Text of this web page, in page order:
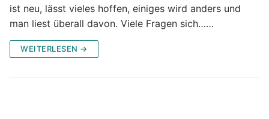
ist neu, lässt vieles hoffen, einiges wird anders und
man liest überall davon. Viele Fragen sich……
WEITERLESEN →